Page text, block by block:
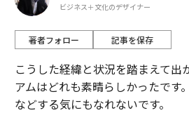
ビジネス＋文化のデザイナー
著者フォロー 記事を保存
こうした経緯と状況を踏まえて出
アムはどれも素晴らしかったです
などする気にもなれないです。